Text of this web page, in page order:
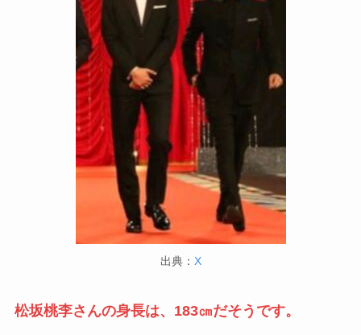
出典： X
松坂桃李さんの身長は、183㎝だそうです。